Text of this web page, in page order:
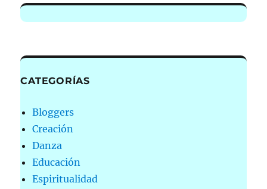
CATEGORÍAS
Bloggers
Creación
Danza
Educación
Espiritualidad